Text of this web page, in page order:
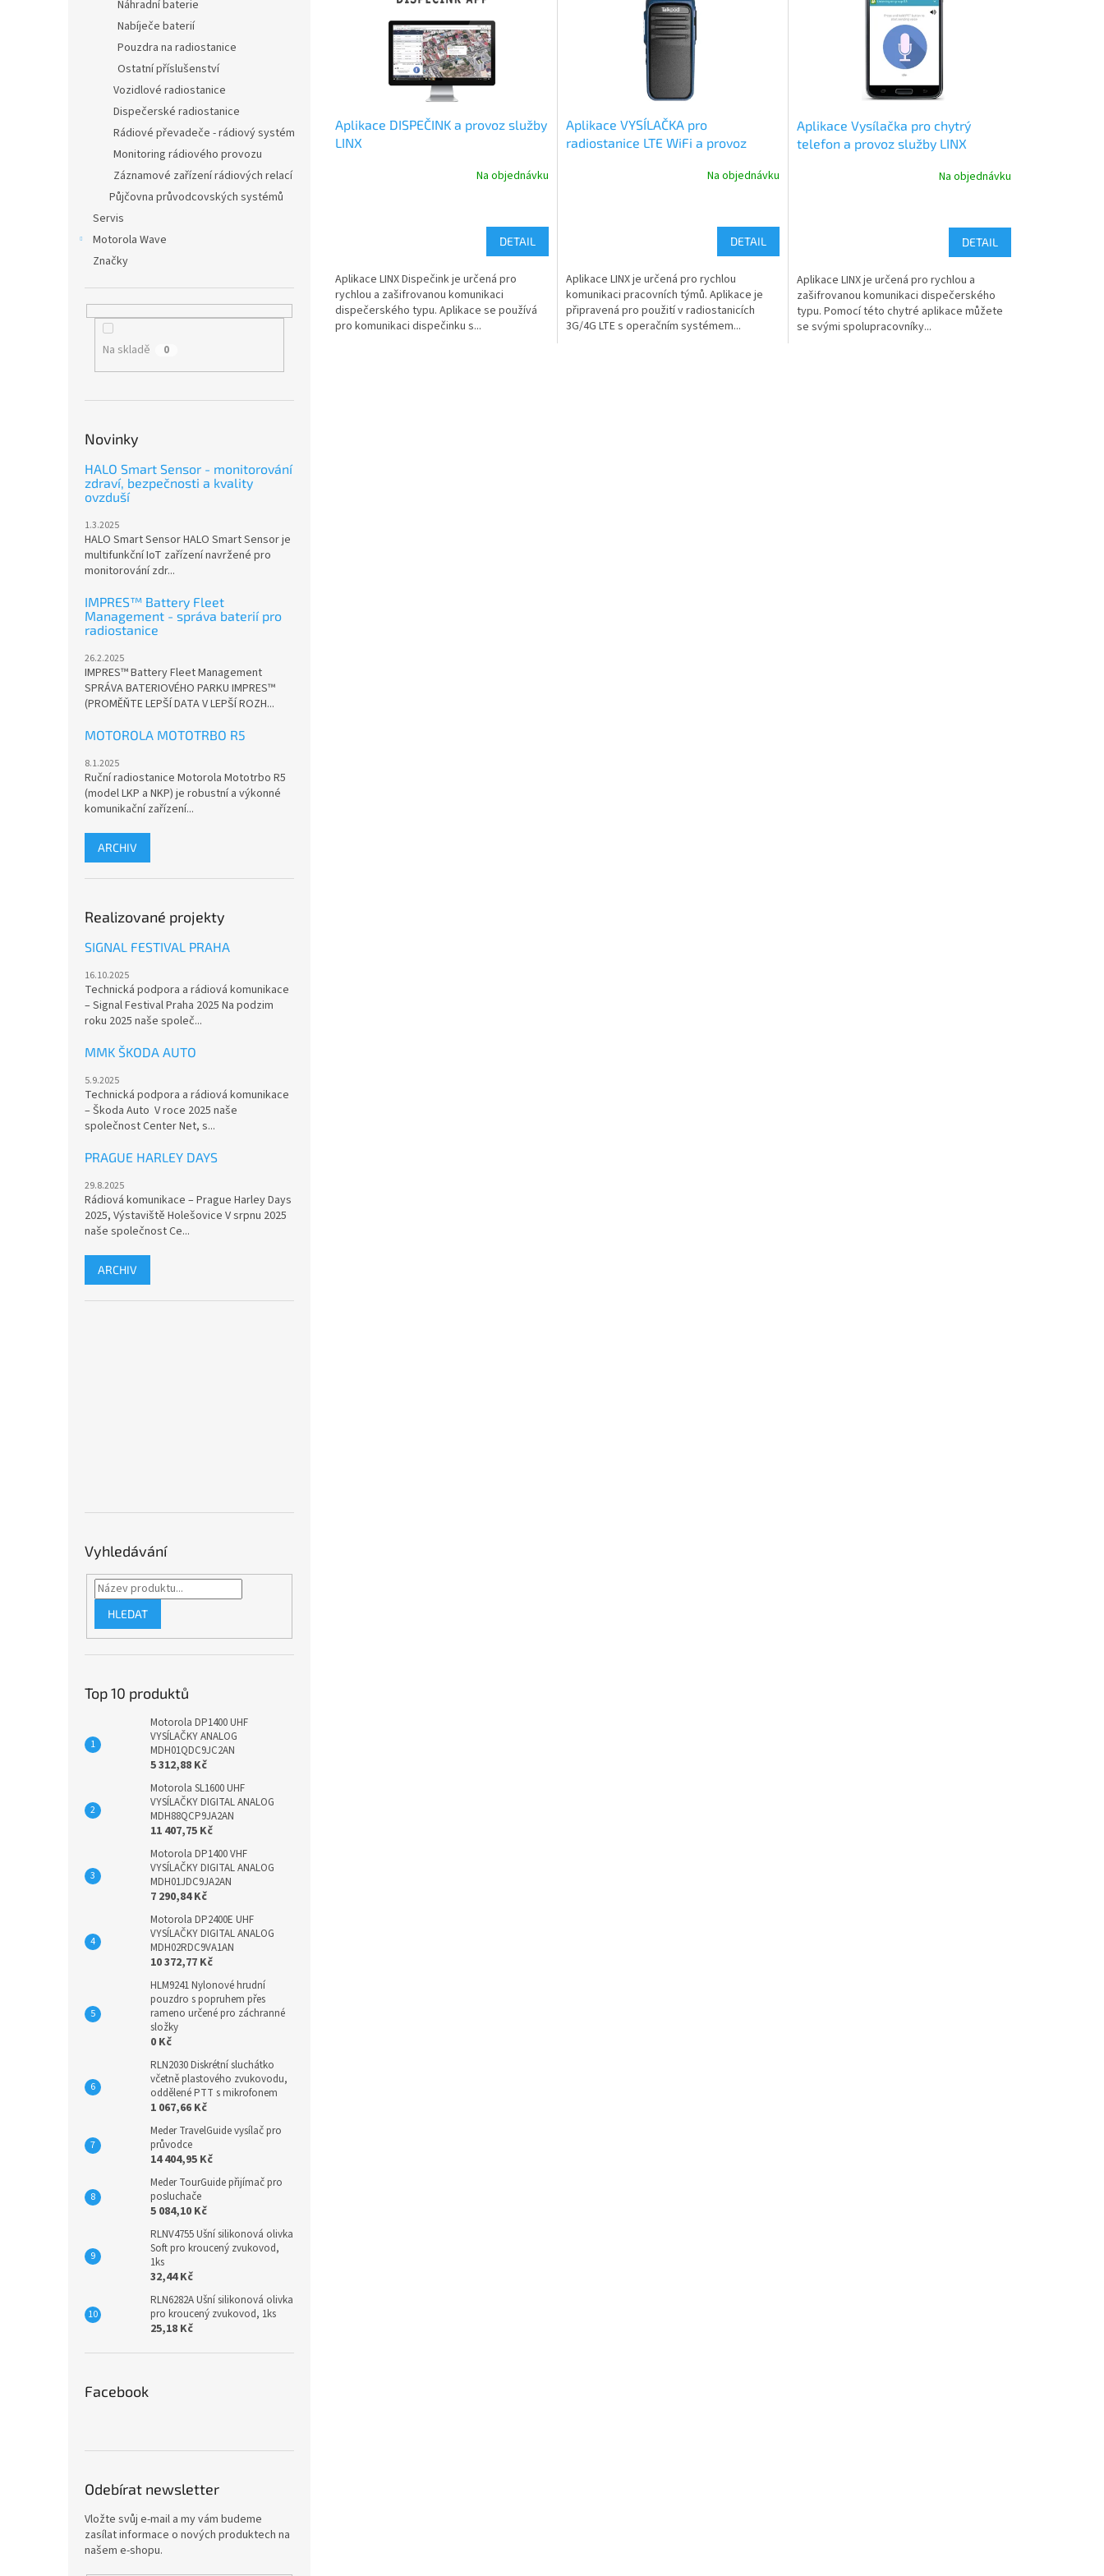
Náhradní baterie
Nabíječe baterií
Pouzdra na radiostanice
Ostatní příslušenství
Vozidlové radiostanice
Dispečerské radiostanice
Rádiové převadeče - rádiový systém
Monitoring rádiového provozu
Záznamové zařízení rádiových relací
Půjčovna průvodcovských systémů
Servis
Motorola Wave
Značky
Na skladě 0
Novinky
HALO Smart Sensor - monitorování
zdraví, bezpečnosti a kvality
ovzduší
1.3.2025
HALO Smart Sensor HALO Smart Sensor je
multifunkční IoT zařízení navržené pro
monitorování zdr...
IMPRES™ Battery Fleet
Management - správa baterií pro
radiostanice
26.2.2025
IMPRES™ Battery Fleet Management
SPRÁVA BATERIOVÉHO PARKU IMPRES™
(PROMĚŇTE LEPŠÍ DATA V LEPŠÍ ROZH...
MOTOROLA MOTOTRBO R5
8.1.2025
Ruční radiostanice Motorola Mototrbo R5
(model LKP a NKP) je robustní a výkonné
komunikační zařízení...
ARCHIV
Realizované projekty
SIGNAL FESTIVAL PRAHA
16.10.2025
Technická podpora a rádiová komunikace
– Signal Festival Praha 2025 Na podzim
roku 2025 naše společ...
MMK ŠKODA AUTO
5.9.2025
Technická podpora a rádiová komunikace
– Škoda Auto V roce 2025 naše
společnost Center Net, s...
PRAGUE HARLEY DAYS
29.8.2025
Rádiová komunikace – Prague Harley Days
2025, Výstaviště Holešovice V srpnu 2025
naše společnost Ce...
ARCHIV
Vyhledávání
HLEDAT
Top 10 produktů
Motorola DP1400 UHF
VYSÍLAČKY ANALOG
MDH01QDC9JC2AN
5 312,88 Kč
Motorola SL1600 UHF
VYSÍLAČKY DIGITAL ANALOG
MDH88QCP9JA2AN
11 407,75 Kč
Motorola DP1400 VHF
VYSÍLAČKY DIGITAL ANALOG
MDH01JDC9JA2AN
7 290,84 Kč
Motorola DP2400E UHF
VYSÍLAČKY DIGITAL ANALOG
MDH02RDC9VA1AN
10 372,77 Kč
HLM9241 Nylonové hrudní
pouzdro s popruhem přes
rameno určené pro záchranné
složky
0 Kč
RLN2030 Diskrétní sluchátko
včetně plastového zvukovodu,
oddělené PTT s mikrofonem
1 067,66 Kč
Meder TravelGuide vysílač pro
průvodce
14 404,95 Kč
Meder TourGuide přijímač pro
posluchače
5 084,10 Kč
RLNV4755 Ušní silikonová olivka
Soft pro kroucený zvukovod,
1ks
32,44 Kč
RLN6282A Ušní silikonová olivka
pro kroucený zvukovod, 1ks
25,18 Kč
Facebook
Odebírat newsletter
Vložte svůj e-mail a my vám budeme
zasílat informace o nových produktech na
našem e-shopu.
Aplikace DISPEČINK a provoz služby
LINX
Na objednávku
DETAIL
Aplikace LINX Dispečink je určená pro
rychlou a zašifrovanou komunikaci
dispečerského typu. Aplikace se používá
pro komunikaci dispečinku s...
Aplikace VYSÍLAČKA pro
radiostanice LTE WiFi a provoz
Na objednávku
DETAIL
Aplikace LINX je určená pro rychlou
komunikaci pracovních týmů. Aplikace je
připravená pro použití v radiostanicích
3G/4G LTE s operačním systémem...
Aplikace Vysílačka pro chytrý
telefon a provoz služby LINX
Na objednávku
DETAIL
Aplikace LINX je určená pro rychlou a
zašifrovanou komunikaci dispečerského
typu. Pomocí této chytré aplikace můžete
se svými spolupracovníky...